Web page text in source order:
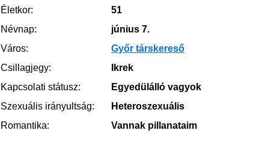
Életkor:
51
Névnap:
június 7.
Város:
Győr társkereső
Csillagjegy:
Ikrek
Kapcsolati státusz:
Egyedülálló vagyok
Szexuális irányultság:
Heteroszexuális
Romantika:
Vannak pillanataim